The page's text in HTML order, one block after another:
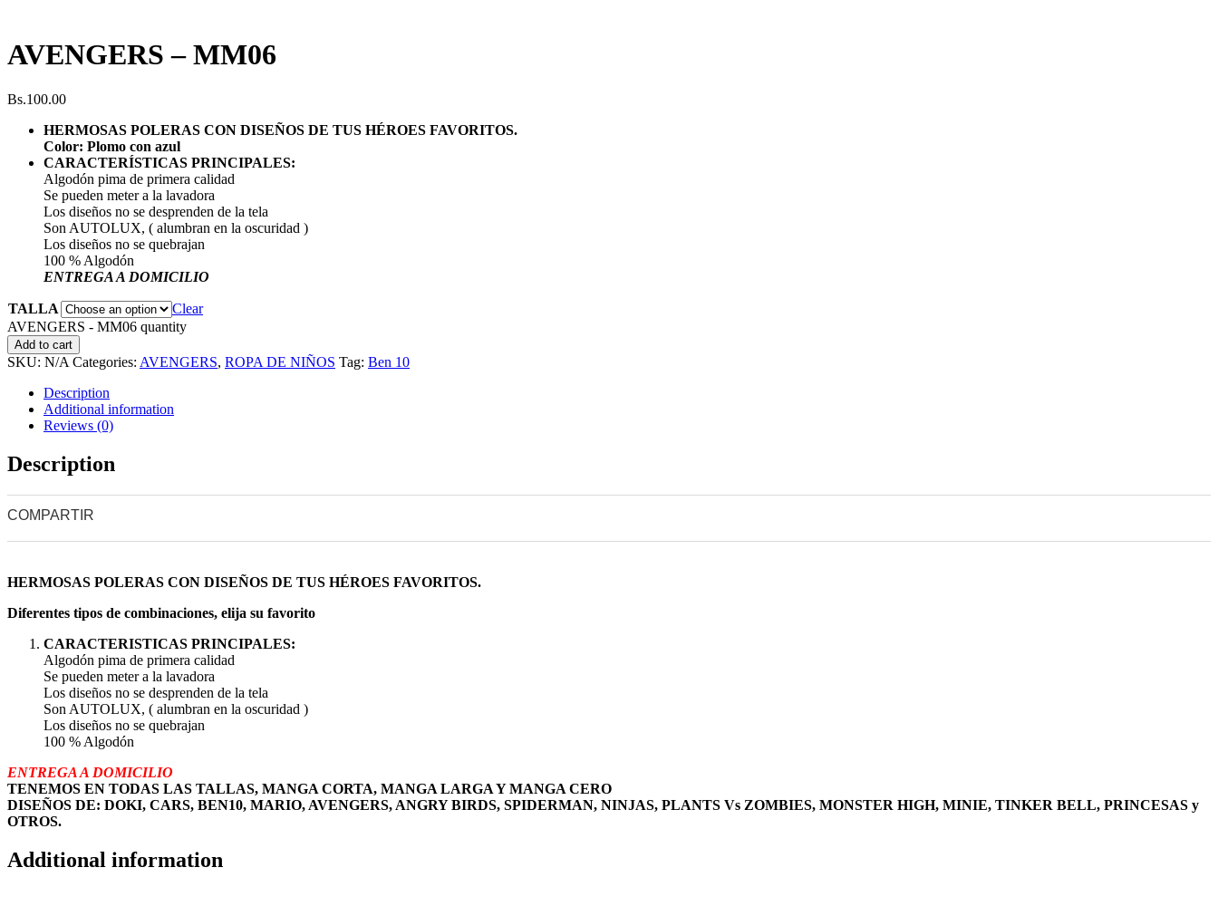
AVENGERS – MM06
Bs.100.00
HERMOSAS POLERAS CON DISEÑOS DE TUS HÉROES FAVORITOS.
Color: Plomo con azul
CARACTERÍSTICAS PRINCIPALES:
Algodón pima de primera calidad
Se pueden meter a la lavadora
Los diseños no se desprenden de la tela
Son AUTOLUX, ( alumbran en la oscuridad )
Los diseños no se quebrajan
100 % Algodón
ENTREGA A DOMICILIO
TALLA
Clear
AVENGERS - MM06 quantity
Add to cart
SKU: N/A Categories: AVENGERS, ROPA DE NIÑOS Tag: Ben 10
Description
Additional information
Reviews (0)
Description
COMPARTIR
HERMOSAS POLERAS CON DISEÑOS DE TUS HÉROES FAVORITOS.
Diferentes tipos de combinaciones, elija su favorito
CARACTERISTICAS PRINCIPALES:
Algodón pima de primera calidad
Se pueden meter a la lavadora
Los diseños no se desprenden de la tela
Son AUTOLUX, ( alumbran en la oscuridad )
Los diseños no se quebrajan
100 % Algodón
ENTREGA A DOMICILIO
TENEMOS EN TODAS LAS TALLAS, MANGA CORTA, MANGA LARGA Y MANGA CERO
DISEÑOS DE: DOKI, CARS, BEN10, MARIO, AVENGERS, ANGRY BIRDS, SPIDERMAN, NINJAS, PLANTS Vs ZOMBIES, MONSTER HIGH, MINIE, TINKER BELL, PRINCESAS y
OTROS.
Additional information